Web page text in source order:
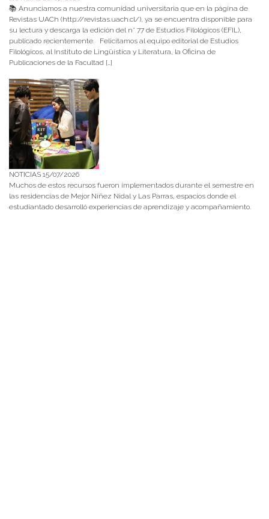
📚 Anunciamos a nuestra comunidad universitaria que en la página de
Revistas UACh (http://revistas.uach.cl/), ya se encuentra disponible para
su lectura y descarga la edición del n° 77 de Estudios Filológicos (EFIL),
publicado recientemente. Felicitamos al equipo editorial de Estudios
Filológicos, al Instituto de Lingüística y Literatura, la Oficina de
Publicaciones de la Facultad […]
NOTICIAS 15/07/2026
Muchos de estos recursos fueron implementados durante el semestre en
las residencias de Mejor Niñez Nidal y Las Parras, espacios donde el
estudiantado desarrolló experiencias de aprendizaje y acompañamiento.